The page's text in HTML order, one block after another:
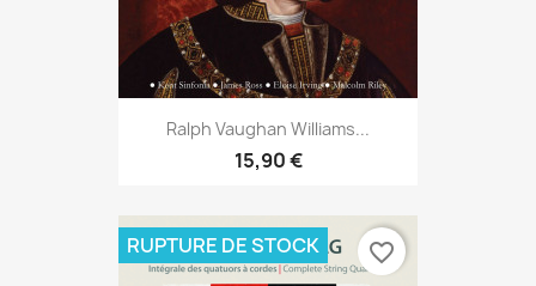
Ralph Vaughan Williams...
15,90 €
RUPTURE DE STOCK favorite_border